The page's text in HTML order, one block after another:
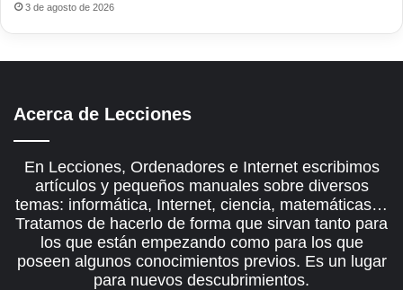
3 de agosto de 2026
Acerca de Lecciones
En Lecciones, Ordenadores e Internet escribimos
artículos y pequeños manuales sobre diversos
temas: informática, Internet, ciencia, matemáticas…
Tratamos de hacerlo de forma que sirvan tanto para
los que están empezando como para los que
poseen algunos conocimientos previos. Es un lugar
para nuevos descubrimientos.